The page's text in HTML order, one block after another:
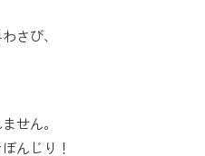
さび、
せん。
んじり！